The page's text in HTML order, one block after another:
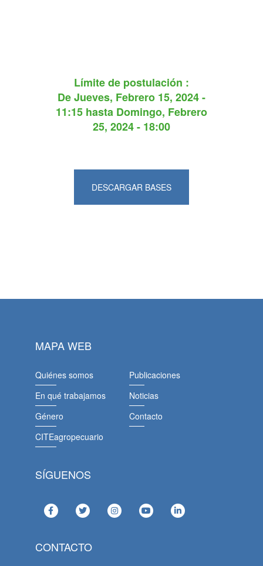
Límite de postulación :
DeJueves, Febrero 15, 2024 -
11:15 hasta Domingo, Febrero
25, 2024 - 18:00
DESCARGAR BASES
MAPA WEB
Quiénes somos
En qué trabajamos
Género
CITEagropecuario
Publicaciones
Noticias
Contacto
SÍGUENOS
CONTACTO